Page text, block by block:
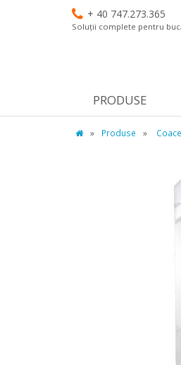
+ 40 747.273.365
Soluții complete pentru
PRODUSE
» Produse »